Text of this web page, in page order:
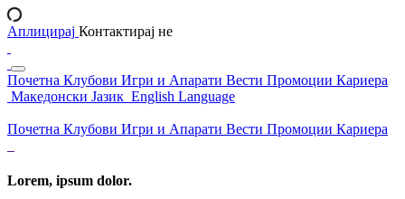
Аплицирај Контактирај не
Почетна Клубови Игри и Апарати Вести Промоции Кариера
Македонски Јазик English Language
Почетна Клубови Игри и Апарати Вести Промоции Кариера
Lorem, ipsum dolor.